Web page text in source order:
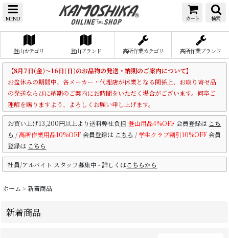
MENU カート 検索
登山カテゴリ 登山ブランド 高所作業カテゴリ 高所作業ブランド
【8月7日(金)～16日(日)のお品物の発送・納期のご案内について】
お盆休みの期間中、各メーカー・代理店が休業となる関係上、お取り寄せ品
の発送ならびに納期のご案内にお時間をいただく場合がございます。何卒ご
理解を賜りますよう、よろしくお願い申し上げます。
お買い上げ13,200円以上より送料弊社負担 登山用品4%OFF 会員登録は こち
ら /高所作業用品10%OFF 会員登録は こちら /学生クラブ割引10%OFF 会員
登録は こちら
社員/アルバイト スタッフ募集中 - 詳しくはこちらから
ホーム > 新着商品
新着商品